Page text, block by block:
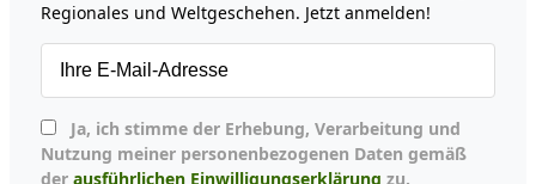
Regionales und Weltgeschehen. Jetzt anmelden!
Nutzung meiner personenbezogenen Daten gemäß
der ausführlichen Einwilligungserklärung zu.